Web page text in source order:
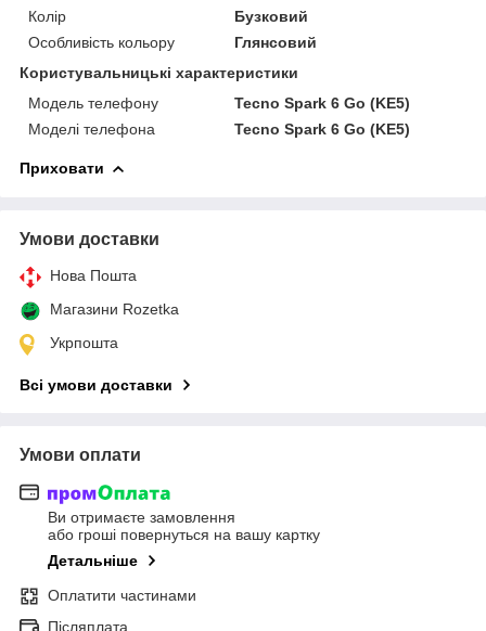
Колір
Бузковий
Особливість кольору
Глянсовий
Користувальницькі характеристики
Модель телефону
Tecno Spark 6 Go (KE5)
Моделі телефона
Tecno Spark 6 Go (KE5)
Приховати
Умови доставки
Нова Пошта
Магазини Rozetka
Укрпошта
Всі умови доставки
Умови оплати
Ви отримаєте замовлення
або гроші повернуться на вашу картку
Детальніше
Оплатити частинами
Післяплата